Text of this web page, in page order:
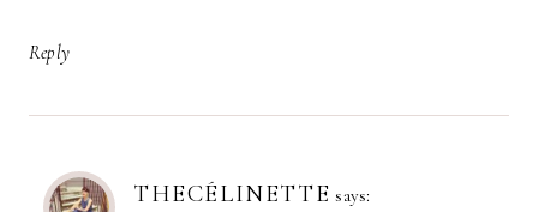
Reply
THECÉLINETTE says: